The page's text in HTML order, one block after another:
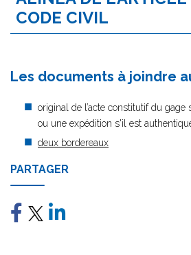
CODE CIVIL
Les documents à joindre
original de l’acte constitutif du
ou une expédition s'il est
deux bordereaux
PARTAGER